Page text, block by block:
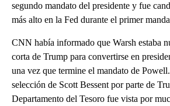
segundo mandato del presidente y fue
más alto en la Fed durante el primer
CNN había informado que Warsh estaba
corta de Trump para convertirse en
una vez que termine el mandato de
selección de Scott Bessent por parte de
Departamento del Tesoro fue vista por